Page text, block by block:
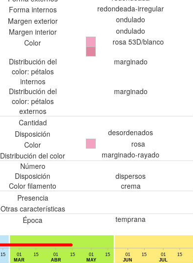
Forma internos
redondeada-irregular
Margen exterior
ondulado
Margen interior
ondulado
Color
rosa 53D/blanco
Distribución del
color: pétalos
internos
marginado
Distribución del
color: pétalos
externos
marginado
Cantidad
Disposición
desordenados
Color
rosa
Distribución del color
marginado-rayado
Número
Disposición
dispersos
Color filamento
crema
Presencia
Otras características
Época temprana
15
01
MAR
15
01
ABR
15
01
MAY
15
01
JUN
15
01
JUL
15